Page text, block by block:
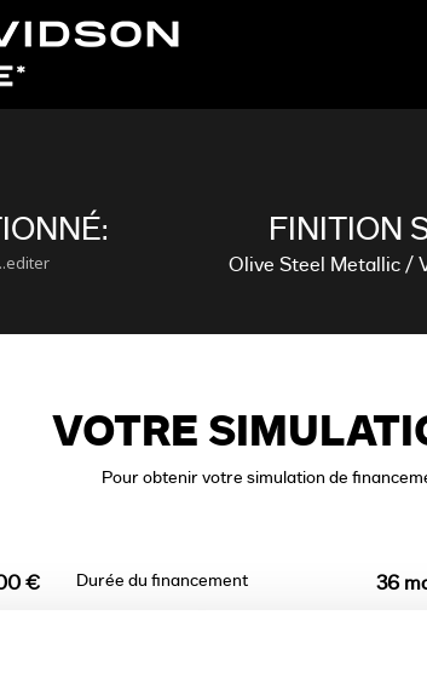
FINITION
Olive Steel Metallic /
VOTRE
Pour obtenir votre simulation de
€ Durée du financement 36